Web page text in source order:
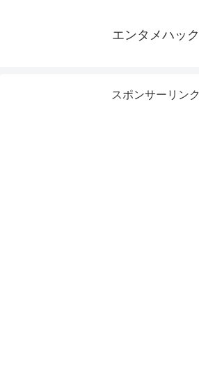
エンタメハック
スポンサーリンク